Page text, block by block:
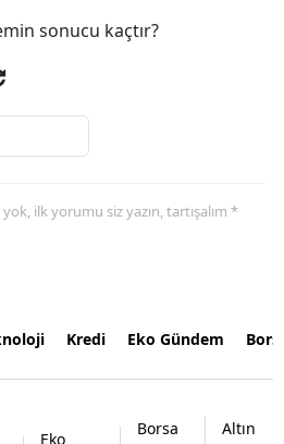
sonucu kaçtır?
ilk yorumu siz yazın, tartışalım *
Kredi Eko Gündem
Eko
Borsa
Altın